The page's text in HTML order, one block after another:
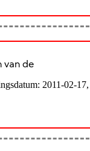
van de
2011-02-17,